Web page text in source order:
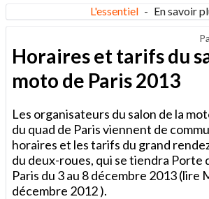
L'essentiel - En savoir
Horaires et tarifs du
moto de Paris 2013
Les organisateurs du salon de la
du quad de Paris viennent de
horaires et les tarifs du grand
du deux-roues, qui se tiendra Porte
Paris du 3 au 8 décembre 2013 (lire
décembre 2012 ).